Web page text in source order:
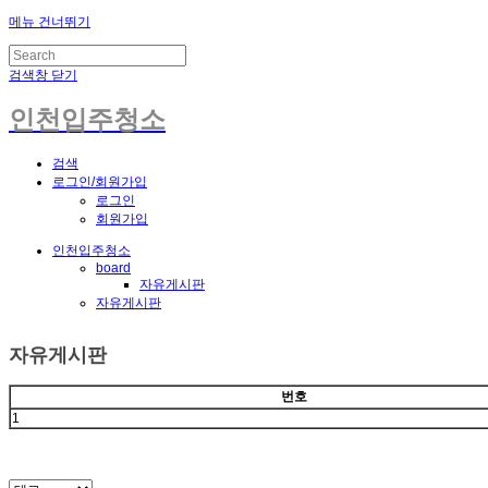
메뉴 건너뛰기
검색창 닫기
인천입주청소
검색
로그인/회원가입
로그인
회원가입
인천입주청소
board
자유게시판
자유게시판
자유게시판
번호
1